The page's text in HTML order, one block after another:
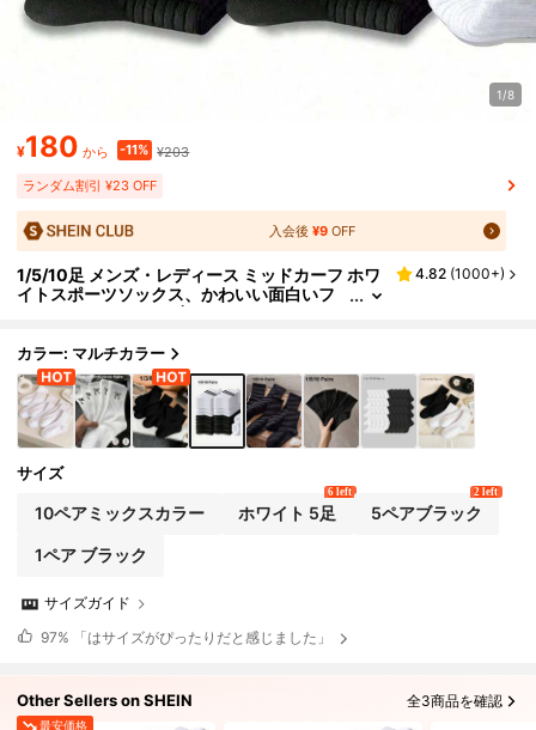
1/8
¥180 から -11% ¥203
ランダム割引 ¥23 OFF
入会後 ¥9OFF
1/5/10足 メンズ・レディース ミッドカーフ ホワ
イトスポーツソックス、かわいい面白いフ
ァッションソックスギフト、レディースソ
4.82 (1000+)
カラー: マルチカラー
サイズ
10ペアミックスカラー ホワイト 5足
6 left
5ペアブラック
2 left
1ペア ブラック
サイズガイド
97% 「はサイズがぴったりだと感じました」
Other Sellers on SHEIN 全3商品を確認
最安価格